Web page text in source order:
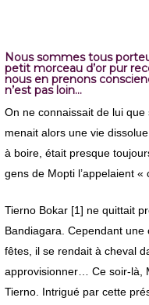
Nous sommes tous
petit morceau d’or pur
nous en prenons
n’est pas loin…
On ne connaissait de lui
menait alors une vie
à boire, était presque
gens de Mopti l’appelaient «
Tierno Bokar [1] ne quittait
Bandiagara. Cependant
fêtes, il se rendait à cheval
approvisionner… Ce soir-là,
Tierno. Intrigué par cette